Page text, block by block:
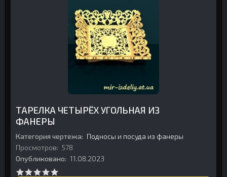
ТАРЕЛКА ЧЕТЫРЁХ УГОЛЬНАЯ ИЗ
ФАНЕРЫ
Категория чертежа: Подносы и посуда из фанеры
Просмотров: 578
Опубликовано: 11.08.2023